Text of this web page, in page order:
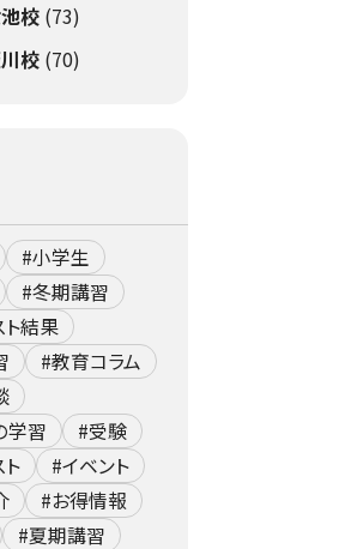
校(73)
校(70)
#小学生
#冬期講習
結果
#教育コラム
学習
#受験
#イベント
#お得情報
#夏期講習